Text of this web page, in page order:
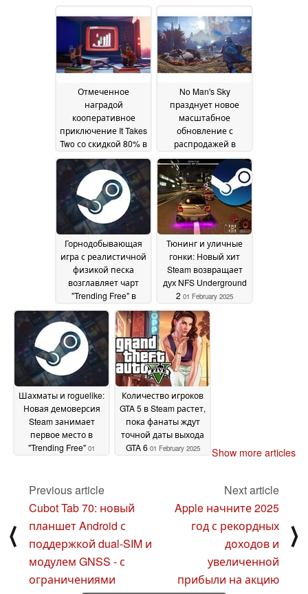
большинством
положительных
отзывов06 February 2025
компьютерах, ROG
Ally справляется с
воспроизводимой
частотой кадров,
несмотря на
2025
Отмеченное
наградой
кооперативное
приключение It Takes
Two со скидкой 80% в
Steam в течение
ограниченного
времени05 February
2025
No Man's Sky
празднует новое
масштабное
обновление с
распродажей в
Steam03 February 2025
Горнодобывающая
игра с реалистичной
физикой песка
возглавляет чарт
"Trending Free" в
Steam03 February 2025
Тюнинг и уличные
гонки: Новый хит
Steam возвращает
дух NFS Underground
2 01 February 2025
Шахматы и roguelike:
Новая демоверсия
Steam занимает
первое место в
"Trending Free" 01
Количество игроков
GTA 5 в Steam растет,
пока фанаты ждут
точной даты выхода
GTA 6 01 February 2025 Show more articles
⟨
Previous article
Cubot Tab 70: новый
планшет Android с
поддержкой dual-SIM и
модулем GNSS - с
ограничениями
Next article
Apple начните 2025
год с рекордных
доходов и
увеличенной
прибыли на акцию
⟩